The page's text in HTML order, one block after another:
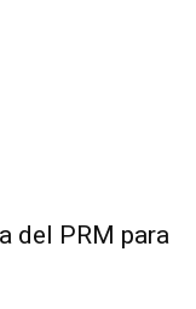
del PRM para